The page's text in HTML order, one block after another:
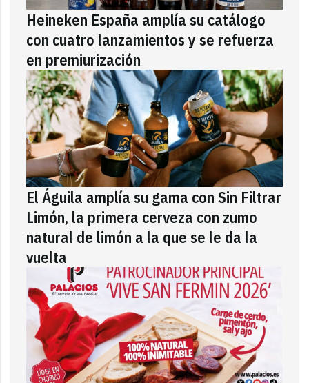
Heineken España amplía su catálogo
con cuatro lanzamientos y se refuerza
en premiurización
El Águila amplía su gama con Sin Filtrar
Limón, la primera cerveza con zumo
natural de limón a la que se le da la
vuelta